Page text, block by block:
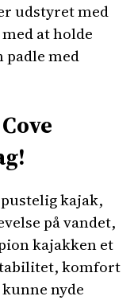
udstyret med
at holde
padle med
kajak,
på vandet,
kajakken et
komfort
nyde